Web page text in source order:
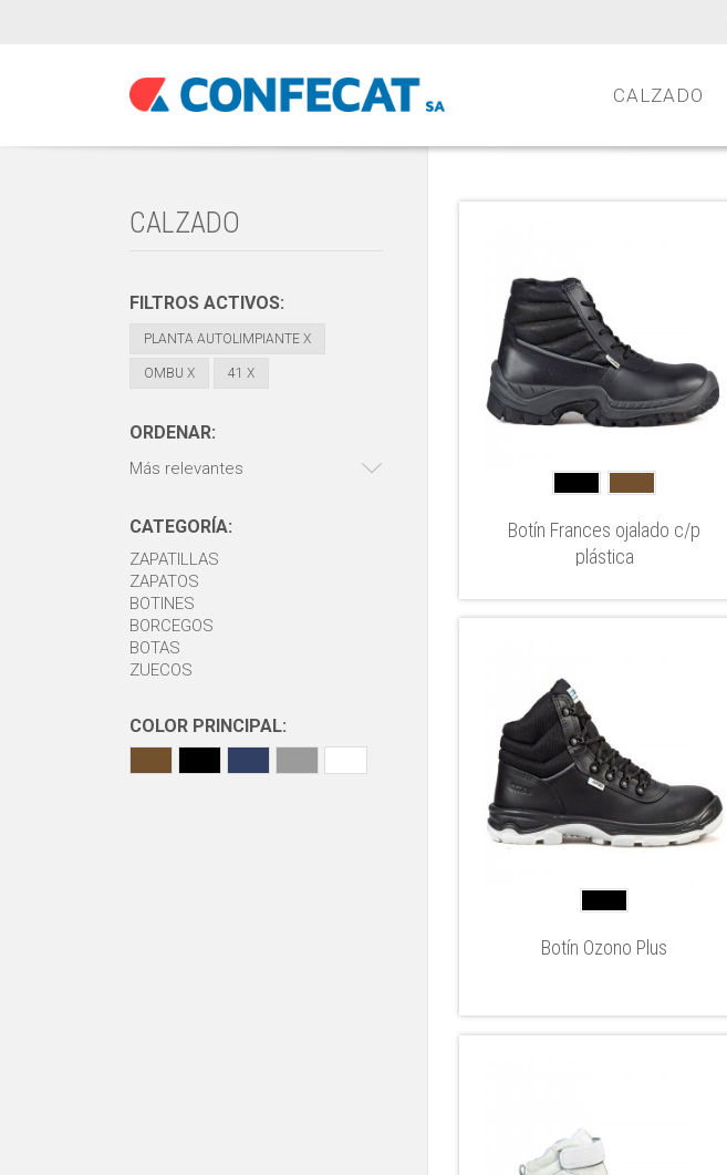
CALZADO
CALZADO
FILTROS ACTIVOS:
PLANTA AUTOLIMPIANTE X
OMBU X 41 X
ORDENAR:
Más relevantes
CATEGORÍA:
ZAPATILLAS
ZAPATOS
BOTINES
BORCEGOS
BOTAS
ZUECOS
COLOR PRINCIPAL:
Botín Frances ojalado c/p
plástica
Botín Ozono Plus